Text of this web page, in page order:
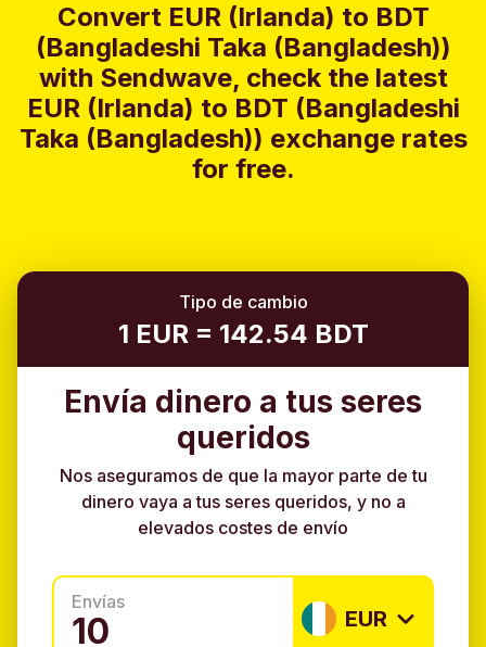
Convert EUR (Irlanda) to BDT
(Bangladeshi Taka (Bangladesh))
with Sendwave, check the latest
EUR (Irlanda) to BDT (Bangladeshi
Taka (Bangladesh)) exchange rates
for free.
Tipo de cambio
1 EUR = 142.54 BDT
Envía dinero a tus seres
queridos
Nos aseguramos de que la mayor parte de tu
dinero vaya a tus seres queridos, y no a
elevados costes de envío
Envías
EUR